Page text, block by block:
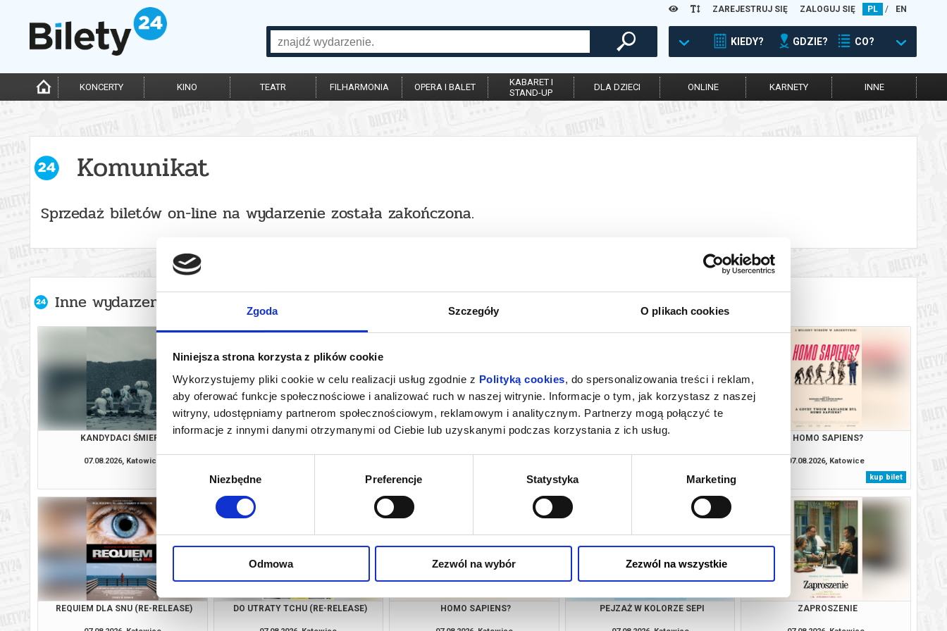
Zgoda Szczegóły O plikach cookies
Niniejsza strona korzysta z plików cookie
Wykorzystujemy pliki cookie w celu realizacji usług zgodnie z Polityką cookies, do spersonalizowania treści i reklam,
aby oferować funkcje społecznościowe i analizować ruch w naszej witrynie. Informacje o tym, jak korzystasz z naszej
witryny, udostępniamy partnerom społecznościowym, reklamowym i analitycznym. Partnerzy mogą połączyć te
informacje z innymi danymi otrzymanymi od Ciebie lub uzyskanymi podczas korzystania z ich usług.
Niezbędne Preferencje Statystyka Marketing
Odmowa Zezwól na wybór Zezwól na wszystkie
ZAREJESTRUJ SIĘ ZALOGUJ SIĘ PL / EN
KIEDY? GDZIE? CO?
KONCERTY KINO TEATR FILHARMONIA OPERA I BALET
KABARET I
STAND-UP
DLA DZIECI ONLINE KARNETY INNE
Komunikat
Sprzedaż biletów on-line na wydarzenie została zakończona.
Inne wydarzenia organizatora
KANDYDACI ŚMIERCI
07.08.2026, Katowice
OSTATNI KONSJERŻ
kup bilet
DRUGIE ŻYCIE
kup bilet
BAŁTYK
kup bilet
HOMO SAPIENS?
07.08.2026, Katowice
kup bilet
REQUIEM DLA SNU (RE-RELEASE) DO UTRATY TCHU (RE-RELEASE) HOMO SAPIENS? PEJZAŻ W KOLORZE SEPI ZAPROSZENIE